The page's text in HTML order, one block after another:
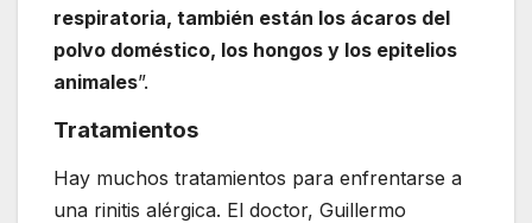
respiratoria, también están los ácaros del
polvo doméstico, los hongos y los epitelios
animales”.
Tratamientos
Hay muchos tratamientos para enfrentarse a
una rinitis alérgica. El doctor, Guillermo